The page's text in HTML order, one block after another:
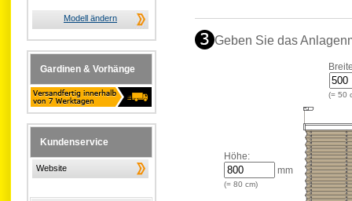
Modell ändern
Gardinen & Vorhänge
Kundenservice
Website
Geben Sie das
(=50
Höhe:
mm
(= 80 cm)